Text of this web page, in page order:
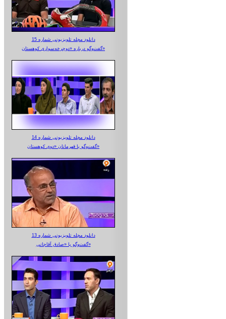
دانلود مجله تلویزیونی شماره 15
گفت‌وگو درباره «دوچرخه‌سواری کوهستان»
دانلود مجله تلویزیونی شماره 14
گفت‌وگو با قهرمانان «دوی کوهستان»
دانلود مجله تلویزیونی شماره 13
گفت‌وگو با «صادق آقاجانی»